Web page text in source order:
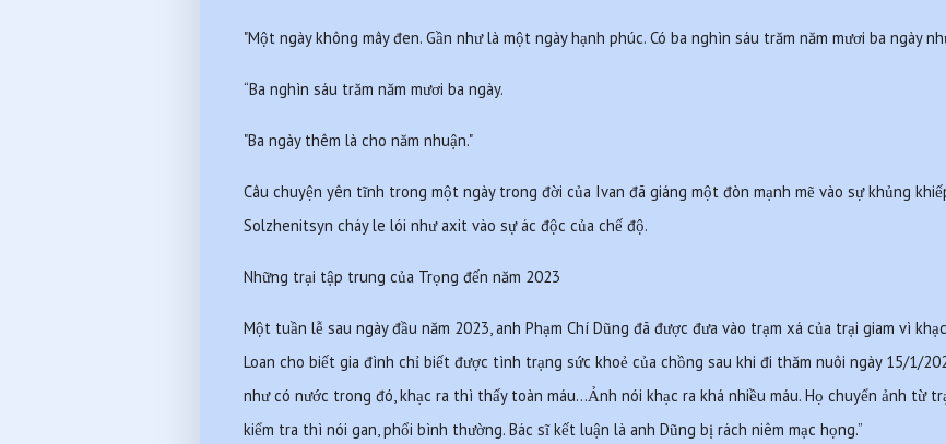
"Một ngày không mây đen. Gần như là một ngày hạnh phúc. Có ba nghìn sáu trăm năm mươi ba ngày
“Ba nghìn sáu trăm năm mươi ba ngày.
"Ba ngày thêm là cho năm nhuận."
Câu chuyện yên tĩnh trong một ngày trong đời của Ivan đã giáng một đòn mạnh mẽ vào sự khủng
Solzhenitsyn cháy le lói như axit vào sự ác độc của chế độ.
Những trại tập trung của Trọng đến năm 2023
Một tuần lễ sau ngày đầu năm 2023, anh Phạm Chí Dũng đã được đưa vào trạm xá của trại giam vì
Loan cho biết gia đình chỉ biết được tình trạng sức khoẻ của chồng sau khi đi thăm nuôi ngày 15/1/
như có nước trong đó, khạc ra thì thấy toàn máu…Ảnh nói khạc ra khá nhiều máu. Họ chuyển ảnh từ
kiểm tra thì nói gan, phổi bình thường. Bác sĩ kết luận là anh Dũng bị rách niêm mạc họng.”